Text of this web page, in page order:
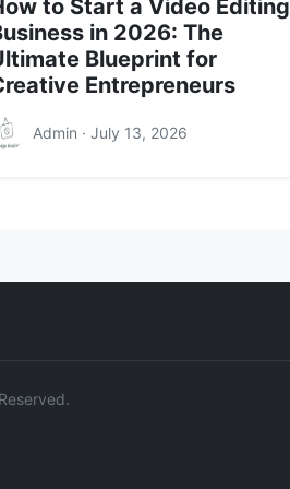
to Start a Video Editing
in 2026: The
Blueprint for
Entrepreneurs
Admin · July 13, 2026